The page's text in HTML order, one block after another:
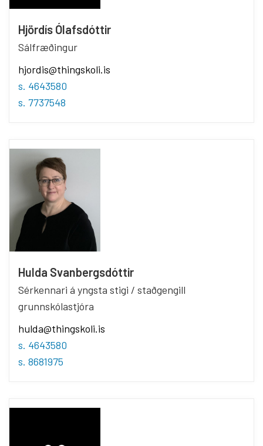
Hjördís Ólafsdóttir
Sálfræðingur
hjordis@thingskoli.is
s. 4643580
s. 7737548
Hulda Svanbergsdóttir
Sérkennari á yngsta stigi / staðgengill
grunnskólastjóra
hulda@thingskoli.is
s. 4643580
s. 8681975